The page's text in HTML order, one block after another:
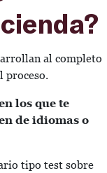
al completo
proceso.
los que te
de idiomas o
tipo test sobre